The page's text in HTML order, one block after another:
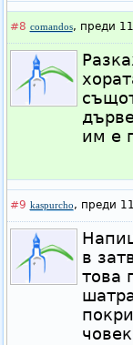
#8 comandos, преди
им е
#9 kaspurcho, преди
в
това